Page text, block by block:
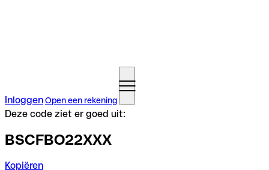
InloggenOpen een rekening
Deze code ziet er goed uit:
BSCFBO22XXX
Kopiëren